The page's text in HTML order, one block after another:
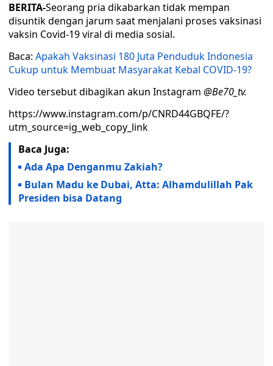
BERITA-Seorang pria dikabarkan tidak mempan
disuntik dengan jarum saat menjalani proses vaksinasi
vaksin Covid-19 viral di media sosial.
Baca: Apakah Vaksinasi 180 Juta Penduduk Indonesia
Cukup untuk Membuat Masyarakat Kebal COVID-19?
Video tersebut dibagikan akun Instagram @Be70_tv.
https://www.instagram.com/p/CNRD44GBQFE/?
utm_source=ig_web_copy_link
Baca Juga:
Ada Apa Denganmu Zakiah?
Bulan Madu ke Dubai, Atta: Alhamdulillah Pak
Presiden bisa Datang